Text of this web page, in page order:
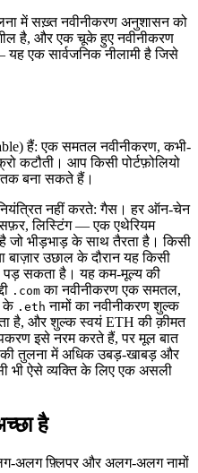
में सख़्त नवीनीकरण अनुशासन को
है, और एक चूके हुए नवीनीकरण
यह एक सार्वजनिक नीलामी है जिसे
हैं: एक समतल नवीनीकरण, कभी-
कटौती। आप किसी पोर्टफ़ोलियो
तक बना सकते हैं।
नहीं करते: गैस। हर ऑन-चेन
लिस्टिंग — एक एथेरियम
जो भीड़भाड़ के साथ तैरता है। किसी
बाज़ार उछाल के दौरान यह किसी
पड़ सकता है। यह कम-मूल्य की
.com का नवीनीकरण एक समतल,
के .eth नामों का नवीनीकरण शुल्क
है, और शुल्क स्वयं ETH की क़ीमत
इसे नरम करते हैं, पर मूल बात
तुलना में अधिक उबड़-खाबड़ और
भी ऐसे व्यक्ति के लिए एक असली
है
अलग फ़्लिपर और अलग-अलग नामों